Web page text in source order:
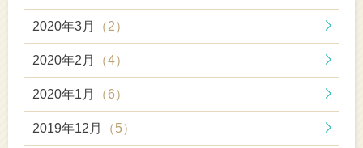
2020年3月 （2）
2020年2月 （4）
2020年1月 （6）
2019年12月 （5）